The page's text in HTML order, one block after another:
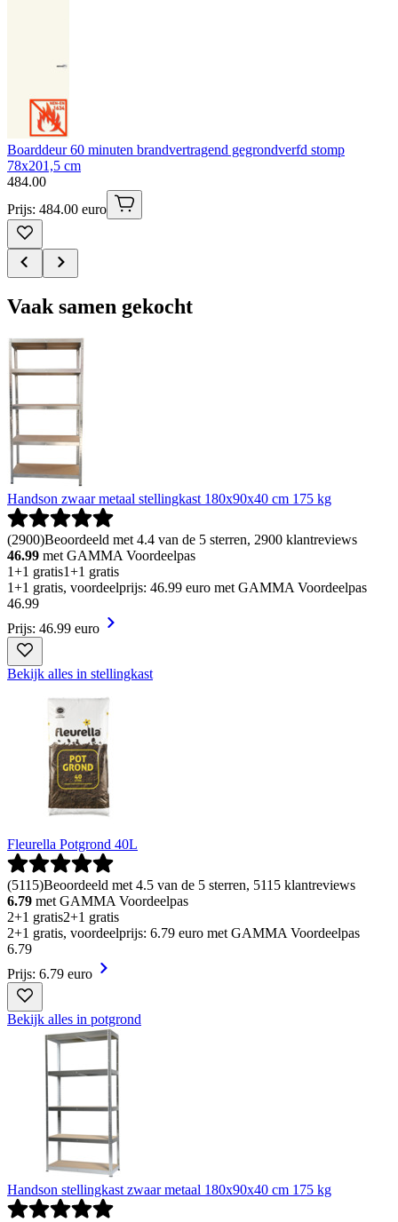
Boarddeur 60 minuten brandvertragend gegrondverfd stomp
78x201,5 cm
484.00
Prijs: 484.00 euro
Vaak samen gekocht
Handson zwaar metaal stellingkast 180x90x40 cm 175 kg
(2900)Beoordeeld met 4.4 van de 5 sterren, 2900 klantreviews
46.99 met GAMMA Voordeelpas
1+1 gratis1+1 gratis
1+1 gratis, voordeelprijs: 46.99 euro met GAMMA Voordeelpas
46.99
Prijs: 46.99 euro
Bekijk alles in stellingkast
Fleurella Potgrond 40L
(5115)Beoordeeld met 4.5 van de 5 sterren, 5115 klantreviews
6.79 met GAMMA Voordeelpas
2+1 gratis2+1 gratis
2+1 gratis, voordeelprijs: 6.79 euro met GAMMA Voordeelpas
6.79
Prijs: 6.79 euro
Bekijk alles in potgrond
Handson stellingkast zwaar metaal 180x90x40 cm 175 kg